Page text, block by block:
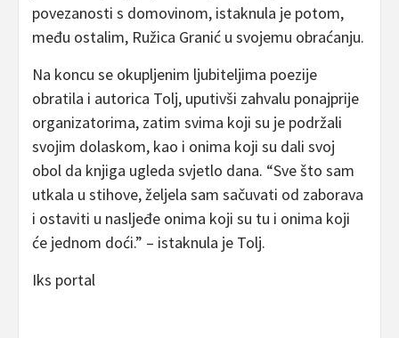
povezanosti s domovinom, istaknula je potom,
među ostalim, Ružica Granić u svojemu obraćanju.
Na koncu se okupljenim ljubiteljima poezije
obratila i autorica Tolj, uputivši zahvalu ponajprije
organizatorima, zatim svima koji su je podržali
svojim dolaskom, kao i onima koji su dali svoj
obol da knjiga ugleda svjetlo dana. “Sve što sam
utkala u stihove, željela sam sačuvati od zaborava
i ostaviti u nasljeđe onima koji su tu i onima koji
će jednom doći.” – istaknula je Tolj.
Iks portal